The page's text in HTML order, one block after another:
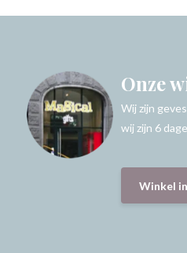
Onze
Wij zijn
wij zijn 6
Winkel